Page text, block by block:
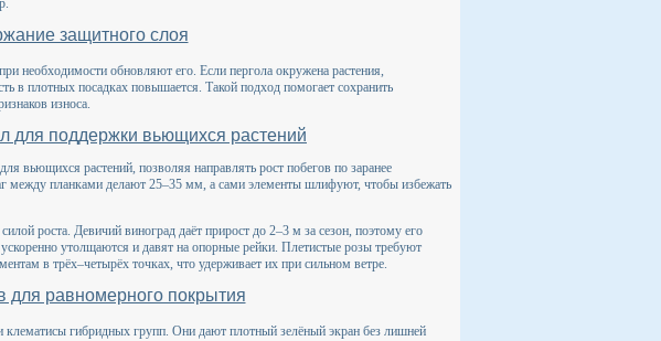
защитного слоя
необходимости обновляют его. Если пергола окружена растения,
в плотных посадках повышается. Такой подход помогает сохранить
износа.
для поддержки вьющихся растений
вьющихся растений, позволяя направлять рост побегов по заранее
между планками делают 25–35 мм, а сами элементы шлифуют, чтобы избежать
роста. Девичий виноград даёт прирост до 2–3 м за сезон, поэтому его
утолщаются и давят на опорные рейки. Плетистые розы требуют
в трёх–четырёх точках, что удерживает их при сильном ветре.
для равномерного покрытия
клематисы гибридных групп. Они дают плотный зелёный экран без лишней